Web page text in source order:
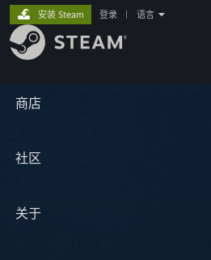
商店
社区
关于
安装 Steam 登录 语言